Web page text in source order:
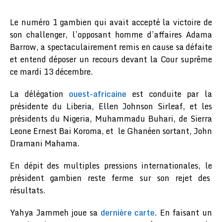
Le numéro 1 gambien qui avait accepté la victoire de
son challenger, l’opposant homme d’affaires Adama
Barrow, a spectaculairement remis en cause sa défaite
et entend déposer un recours devant la Cour suprême
ce mardi 13 décembre.
La délégation ouest-africaine est conduite par la
présidente du Liberia, Ellen Johnson Sirleaf, et les
présidents du Nigeria, Muhammadu Buhari, de Sierra
Leone Ernest Bai Koroma, et le Ghanéen sortant, John
Dramani Mahama.
En dépit des multiples pressions internationales, le
président gambien reste ferme sur son rejet des
résultats.
Yahya Jammeh joue sa dernière carte. En faisant un